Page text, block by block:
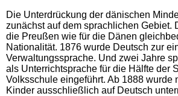
Die Unterdrückung der dänischen
zunächst auf dem sprachlichen Gebiet.
die Preußen wie für die Dänen
Nationalität. 1876 wurde Deutsch zur
Verwaltungssprache. Und zwei Jahre
als Unterrichtsprache für die Hälfte der
Volksschule eingeführt. Ab 1888 wurde
Kinder ausschließlich auf Deutsch